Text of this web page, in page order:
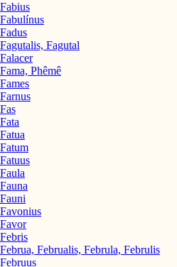
Fabius
Fabulínus
Fadus
Fagutalis, Fagutal
Falacer
Fama, Phêmê
Fames
Farnus
Fas
Fata
Fatua
Fatum
Fatuus
Faula
Fauna
Fauni
Favonius
Favor
Febris
Februa, Februalis, Februla, Februlis
Februus